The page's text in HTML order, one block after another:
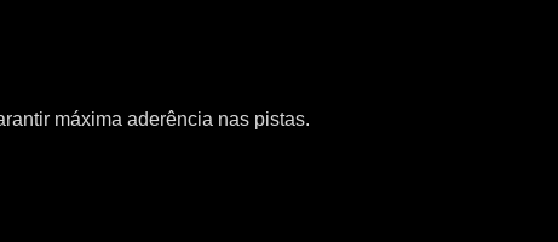
máxima aderência nas pistas.